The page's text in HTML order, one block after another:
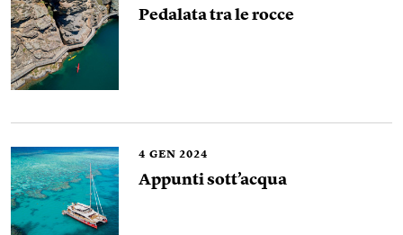
Pedalata tra le rocce
4 GEN 2024
Appunti sott’acqua